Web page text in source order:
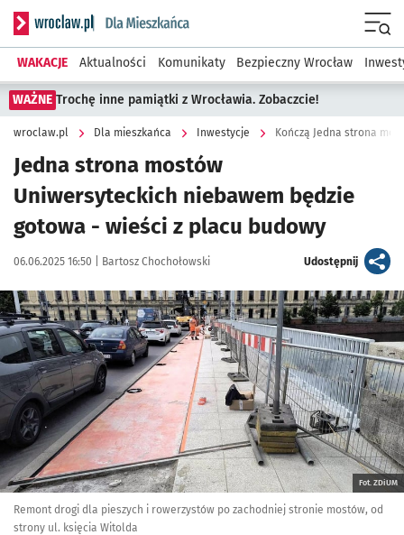
Serwis informacyjny wroclaw.pl podserwis: Dla mieszkańca
WAKACJE Aktualności Komunikaty Bezpieczny Wrocław
WAŻNE Trochę inne pamiątki z Wrocławia. Zobaczcie!
wroclaw.pl Dla mieszkańca Inwestycje
Jedna strona mostów
Uniwersyteckich niebawem będzie
gotowa - wieści z placu budowy
Data publikacji:
06.06.2025 16:50 | Autor:
Bartosz Chochołowski Udostępnijartykuł
Kliknij, aby zobaczyć galerię
Fot. ZDiUM
Remont drogi dla pieszych i rowerzystów po zachodniej stronie mostów, od
strony ul. księcia Witolda